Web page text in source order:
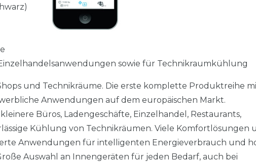
sowie für Technikraumkühlung
und Technikräume. Die erste komplette Produktreihe
Anwendungen auf dem europäischen Markt.
Büros, Ladengeschäfte, Einzelhandel, Restaurants,
Kühlung von Technikräumen. Viele Komfortlösungen
Anwendungen für intelligenten Energieverbrauch und
Auswahl an Innengeräten für jeden Bedarf, auch bei